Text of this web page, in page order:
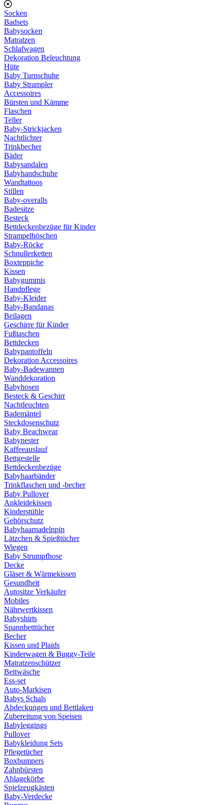
Socken
Badsets
Babysocken
Matratzen
Schlafwagen
Dekoration Beleuchtung
Hüte
Baby Turnschuhe
Baby Strampler
Accessoires
Bürsten und Kämme
Flaschen
Teller
Baby-Strickjacken
Nachtlichter
Trinkbecher
Bäder
Babysandalen
Babyhandschuhe
Wandtattoos
Stillen
Baby-overalls
Badesitze
Besteck
Bettdeckenbezüge für Kinder
Strampelhöschen
Baby-Röcke
Schnullerketten
Boxteppiche
Kissen
Babygummis
Handpflege
Baby-Kleider
Baby-Bandanas
Beilagen
Geschirre für Kinder
Fußtaschen
Bettdecken
Babypantoffeln
Dekoration Accessoires
Baby-Badewannen
Wanddekoration
Babyhosen
Besteck & Geschirr
Nachtleuchten
Bademäntel
Steckdosenschutz
Baby Beachwear
Babynester
Kaffeeauslauf
Bettgestelle
Bettdeckenbezüge
Babyhaarbänder
Trinkflaschen und -becher
Baby Pullover
Ankleidekissen
Kinderstühle
Gehörschutz
Babyhaarnadelnpin
Lätzchen & Spießtücher
Wiegen
Baby Strumpfhose
Decke
Gläser & Wärmekissen
Gesundheit
Autositze Verkäufer
Mobiles
Nährwertkissen
Babyshirts
Spannbetttücher
Becher
Kissen und Plaids
Kinderwagen & Buggy-Teile
Matratzenschützer
Bettwäsche
Ess-set
Auto-Markisen
Babys Schals
Abdeckungen und Bettlaken
Zubereitung von Speisen
Babyleggings
Pullover
Babykleidung Sets
Pflegetücher
Boxbumpers
Zahnbürsten
Ablagekörbe
Spielzeugkästen
Baby-Verdecke